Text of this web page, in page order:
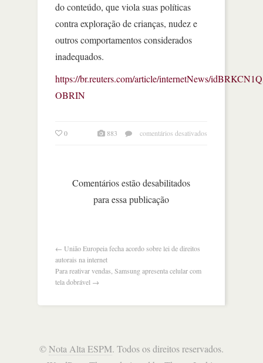
do conteúdo, que viola suas políticas
contra exploração de crianças, nudez e
outros comportamentos considerados
inadequados.
https://br.reuters.com/article/internetNews/
OBRIN
0 883 comentários desativados
Comentários estão desabilitados
para essa publicação
← União Europeia fecha acordo sobre lei de direitos
autorais na internet
Para reativar vendas, Samsung apresenta celular com
tela dobrável →
©Nota Alta ESPM. Todos os direitos reservados.